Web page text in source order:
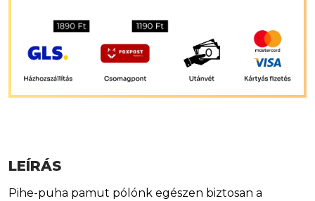
LEÍRÁS
Pihe-puha pamut pólónk egészen biztosan a